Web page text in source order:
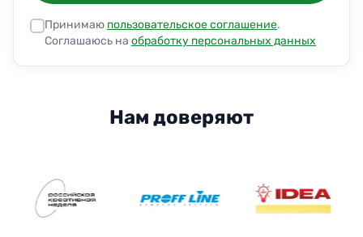
Принимаю пользовательское соглашение.
Соглашаюсь на обработку персональных данных
Нам доверяют